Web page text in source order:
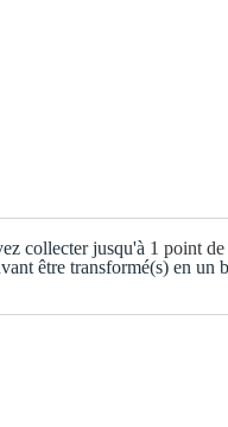
collecter jusqu'à 1 point
être transformé(s) en un